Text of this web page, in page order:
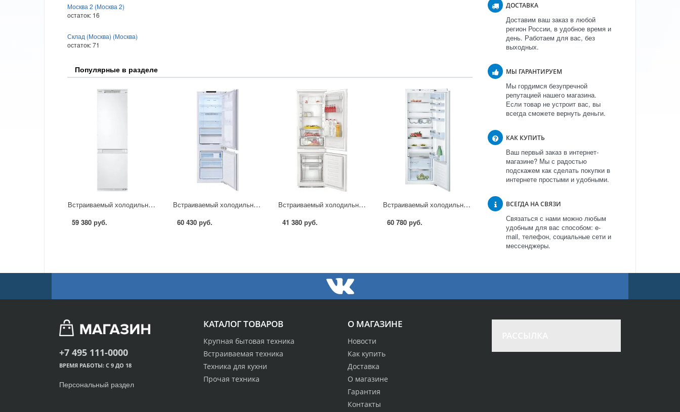
Москва 2 (Москва 2)
остаток: 16
Склад (Москва) (Москва)
остаток:71
Популярные в разделе
Встраиваемый холодильник Samsung BRB260030WW в Москве
59 380 руб.
Встраиваемый холодильник LG GR-N319LLC в Москве
60 430 руб.
Встраиваемый холодильник Hotpoint-Ariston BCB 31 AAF в Москве
41 380 руб.
Встраиваемый холодильник Bosch KIR 81AF20 в Москве
60 780 руб.
ДОСТАВКА
Доставим ваш заказ в любой
регион России, в удобное время и
день. Работаем для вас, без
выходных.
МЫ ГАРАНТИРУЕМ
Мы гордимся безупречной
репутацией нашего магазина.
Если товар не устроит вас, вы
всегда сможете вернуть деньги.
КАК КУПИТЬ
Ваш первый заказ в интернет-
магазине? Мы с радостью
подскажем как сделать покупки в
интернете простыми и удобными.
ВСЕГДА НА СВЯЗИ
Связаться с нами можно любым
удобным для вас способом: e-
mail, телефон, социальные сети и
мессенджеры.
О МАГАЗИНЕ
Новости
Как купить
Доставка
О магазине
Гарантия
Контакты
КАТАЛОГ ТОВАРОВ
Крупная бытовая техника
Встраиваемая техника
Техника для кухни
Прочая техника
+7 495 111-0000
ВРЕМЯ РАБОТЫ: С 9 ДО 18
Персональный раздел